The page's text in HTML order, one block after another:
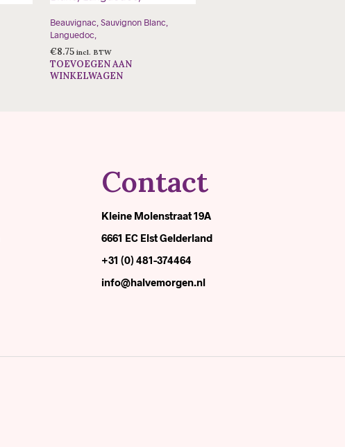
Beauvignac, Sauvignon Blanc,
Languedoc,
€8.75 incl. BTW
TOEVOEGEN AAN
WINKELWAGEN
Contact
Kleine Molenstraat 19A
6661 EC Elst Gelderland
+31 (0) 481-374464
info@halvemorgen.nl